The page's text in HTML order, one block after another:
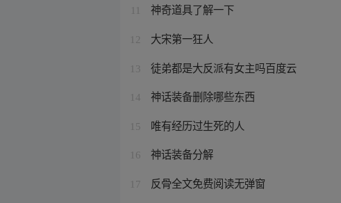
神奇道具了解一下
12 大宋第一狂人
13 徒弟都是大反派有女主吗百度云
14 神话装备删除哪些东西
15 唯有经历过生死的人
16 神话装备分解
17 反骨全文免费阅读无弹窗